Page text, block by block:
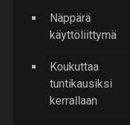
Näppärä
käyttöliittymä
Koukuttaa
tuntikausiksi
kerrallaan